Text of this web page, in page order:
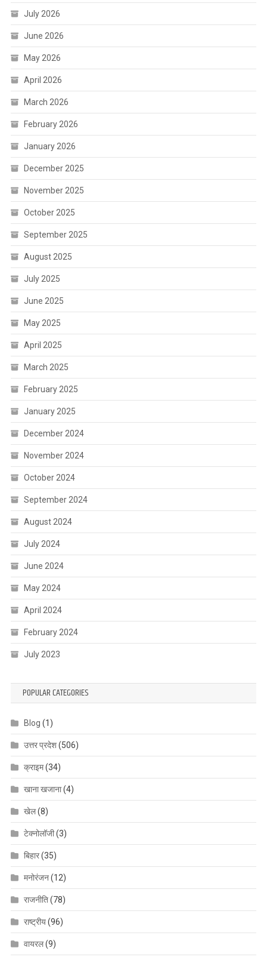
July 2026
June 2026
May 2026
April 2026
March 2026
February 2026
January 2026
December 2025
November 2025
October 2025
September 2025
August 2025
July 2025
June 2025
May 2025
April 2025
March 2025
February 2025
January 2025
December 2024
November 2024
October 2024
September 2024
August 2024
July 2024
June 2024
May 2024
April 2024
February 2024
July 2023
POPULAR CATEGORIES
Blog (1)
उत्तर प्रदेश(506)
क्राइम(34)
खाना खजाना(4)
खेल(8)
टेक्नोलॉजी(3)
बिहार(35)
मनोरंजन(12)
राजनीति(78)
राष्ट्रीय(96)
वायरल(9)